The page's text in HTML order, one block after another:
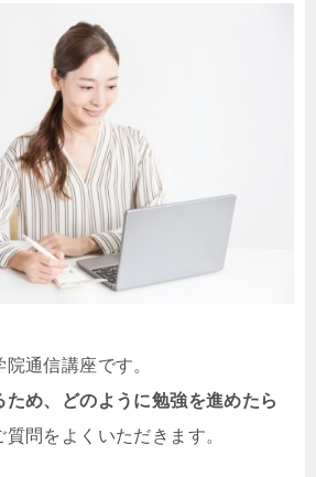
通信講座です。
め、どのように勉強を進めたら
質問をよくいただきます。